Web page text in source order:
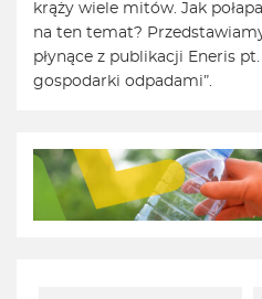
krąży wiele mitów. Jak
na ten temat?
płynące z publikacji Eneris
gospodarki odpadami”.